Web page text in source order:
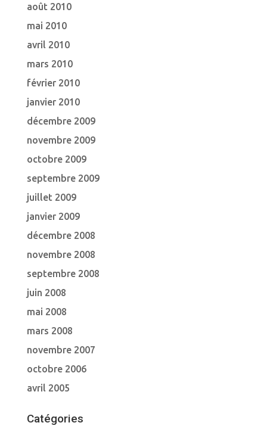
août 2010
mai 2010
avril 2010
mars 2010
février 2010
janvier 2010
décembre 2009
novembre 2009
octobre 2009
septembre 2009
juillet 2009
janvier 2009
décembre 2008
novembre 2008
septembre 2008
juin 2008
mai 2008
mars 2008
novembre 2007
octobre 2006
avril 2005
Catégories